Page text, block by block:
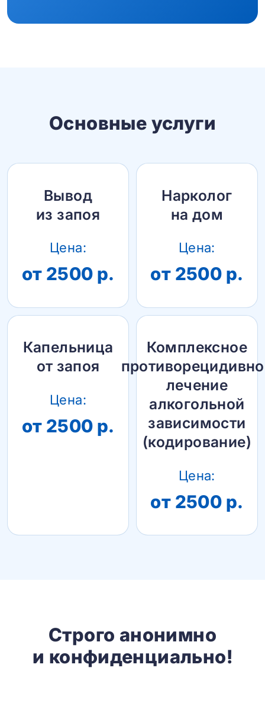
Основные услуги
Вывод
из запоя
Цена:
от 2500 р.
Нарколог
на дом
Цена:
от 2500 р.
Капельница
от запоя
Цена:
от 2500 р.
Комплексное
лечение
алкогольной
зависимости
(кодирование)
Цена:
от 2500 р.
Строго анонимно
и конфиденциально!